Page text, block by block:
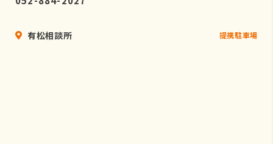
有松相談所 提携駐車場